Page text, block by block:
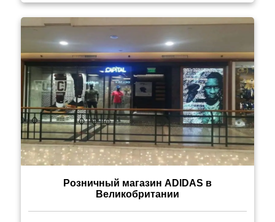
эффектом отображения. Структура рассеивания
легким, тонким и плотным; […]
Розничный магазин ADIDAS в
Великобритании